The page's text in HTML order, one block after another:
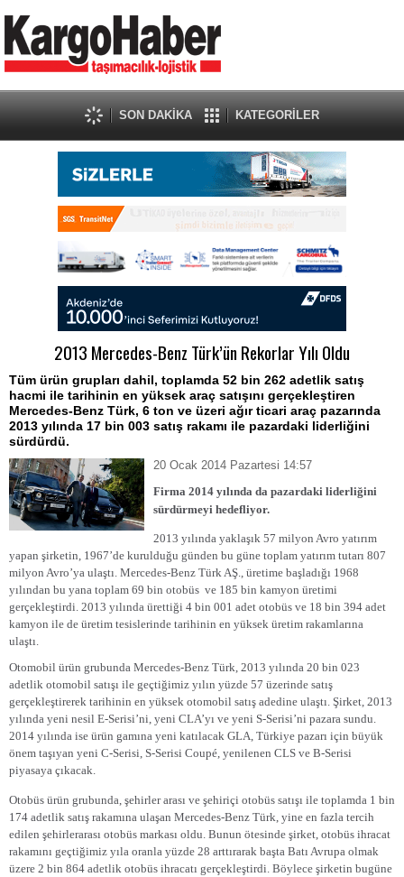
SON DAKİKA KATEGORİLER
2013 Mercedes-Benz Türk’ün Rekorlar Yılı Oldu
Tüm ürün grupları dahil, toplamda 52 bin 262 adetlik satış
hacmi ile tarihinin en yüksek araç satışını gerçekleştiren
Mercedes-Benz Türk, 6 ton ve üzeri ağır ticari araç pazarında
2013 yılında 17 bin 003 satış rakamı ile pazardaki liderliğini
sürdürdü.
20 Ocak 2014 Pazartesi 14:57
Firma 2014 yılında da pazardaki liderliğini
sürdürmeyi hedefliyor.
2013 yılında yaklaşık 57 milyon Avro yatırım
yapan şirketin, 1967’de kurulduğu günden bu güne toplam yatırım tutarı 807
milyon Avro’ya ulaştı. Mercedes-Benz Türk AŞ., üretime başladığı 1968
yılından bu yana toplam 69 bin otobüs ve 185 bin kamyon üretimi
gerçekleştirdi. 2013 yılında ürettiği 4 bin 001 adet otobüs ve 18 bin 394 adet
kamyon ile de üretim tesislerinde tarihinin en yüksek üretim rakamlarına
ulaştı.
Otomobil ürün grubunda Mercedes-Benz Türk, 2013 yılında 20 bin 023
adetlik otomobil satışı ile geçtiğimiz yılın yüzde 57 üzerinde satış
gerçekleştirerek tarihinin en yüksek otomobil satış adedine ulaştı. Şirket, 2013
yılında yeni nesil E-Serisi’ni, yeni CLA’yı ve yeni S-Serisi’ni pazara sundu.
2014 yılında ise ürün gamına yeni katılacak GLA, Türkiye pazarı için büyük
önem taşıyan yeni C-Serisi, S-Serisi Coupé, yenilenen CLS ve B-Serisi
piyasaya çıkacak.
Otobüs ürün grubunda, şehirler arası ve şehiriçi otobüs satışı ile toplamda 1 bin
174 adetlik satış rakamına ulaşan Mercedes-Benz Türk, yine en fazla tercih
edilen şehirlerarası otobüs markası oldu. Bunun ötesinde şirket, otobüs ihracat
rakamını geçtiğimiz yıla oranla yüzde 28 arttırarak başta Batı Avrupa olmak
üzere 2 bin 864 adetlik otobüs ihracatı gerçekleştirdi. Böylece şirketin bugüne